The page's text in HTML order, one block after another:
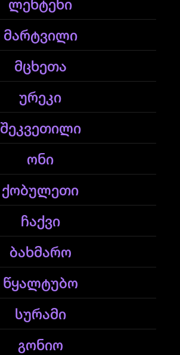
ლენტეხი
მარტვილი
მცხეთა
ურეკი
შეკვეთილი
ონი
ქობულეთი
ჩაქვი
ბახმარო
წყალტუბო
სურამი
გონიო